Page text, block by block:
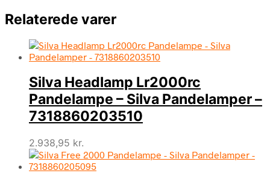
Relaterede varer
Silva Headlamp Lr2000rc
Pandelampe – Silva Pandelamper –
7318860203510
2.938,95 kr.